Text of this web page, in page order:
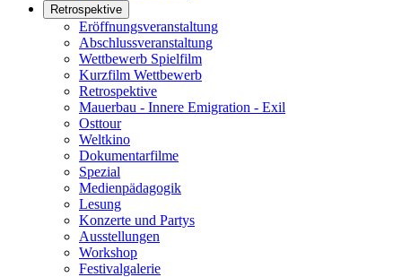
Retrospektive
Eröffnungsveranstaltung
Abschlussveranstaltung
Wettbewerb Spielfilm
Kurzfilm Wettbewerb
Retrospektive
Mauerbau - Innere Emigration - Exil
Osttour
Weltkino
Dokumentarfilme
Spezial
Medienpädagogik
Lesung
Konzerte und Partys
Ausstellungen
Workshop
Festivalgalerie